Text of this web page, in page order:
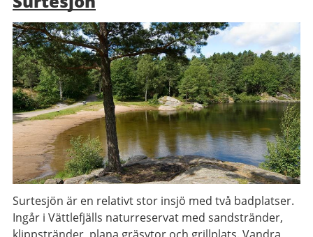
Surtesjön är en relativt stor insjö med två badplatser.
Ingår i Vättlefjälls naturreservat med sandstränder,